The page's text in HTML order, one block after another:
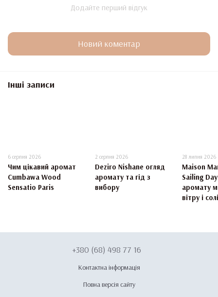
Додайте перший відгук
Новий коментар
Інші записи
6 серпня 2026
Чим цікавий аромат
Cumbawa Wood
Sensatio Paris
2 серпня 2026
Deziro Nishane огляд
аромату та гід з
вибору
28 липня 2026
Maison
Sailing
аромату
вітру і
+380 (68) 498 77 16
Контактна інформація
Повна версія сайту